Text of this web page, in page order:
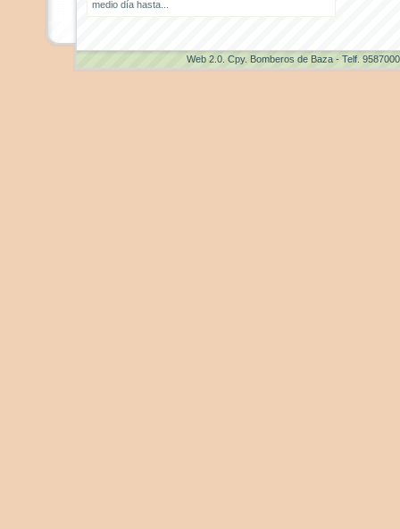
medio día hasta...
Web 2.0 . Cpy. Bomberos de Baza - Telf.